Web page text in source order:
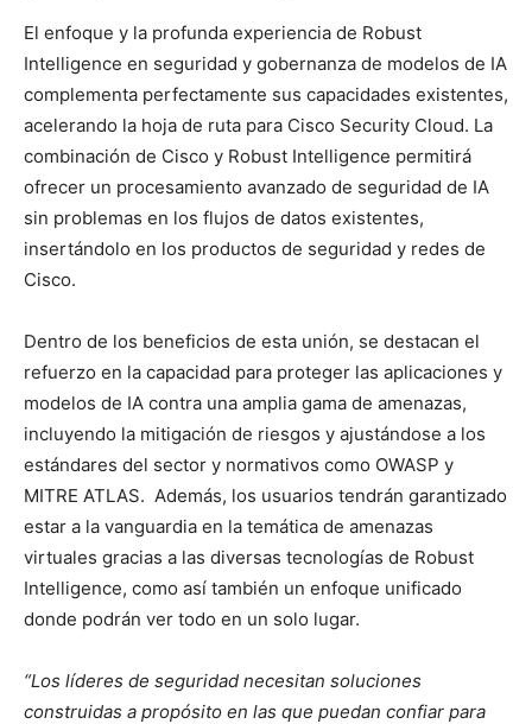
El enfoque y la profunda experiencia de Robust
Intelligence en seguridad y gobernanza de modelos de IA
complementa perfectamente sus capacidades existentes,
acelerando la hoja de ruta para Cisco Security Cloud. La
combinación de Cisco y Robust Intelligence permitirá
ofrecer un procesamiento avanzado de seguridad de IA
sin problemas en los flujos de datos existentes,
insertándolo en los productos de seguridad y redes de
Cisco.
Dentro de los beneficios de esta unión, se destacan el
refuerzo en la capacidad para proteger las aplicaciones y
modelos de IA contra una amplia gama de amenazas,
incluyendo la mitigación de riesgos y ajustándose a los
estándares del sector y normativos como OWASP y
MITRE ATLAS. Además, los usuarios tendrán garantizado
estar a la vanguardia en la temática de amenazas
virtuales gracias a las diversas tecnologías de Robust
Intelligence, como así también un enfoque unificado
donde podrán ver todo en un solo lugar.
“Los líderes de seguridad necesitan soluciones
construidas a propósito en las que puedan confiar para